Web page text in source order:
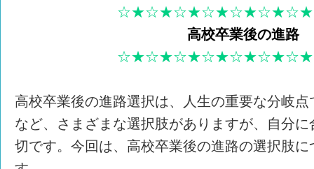
高校卒業後の進路
高校卒業後の進路選択は、人生の重要な分岐
など、さまざまな選択肢がありますが、自分
切です。今回は、高校卒業後の進路の選択肢